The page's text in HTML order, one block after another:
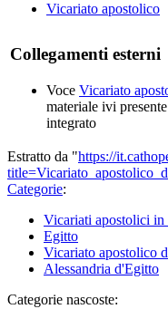
Vicariato apostolico
Collegamenti esterni
Voce Vicariato
materiale ivi
integrato
Estratto da "https://
Categorie:
Vicariati apostolici in
Egitto
Vicariato apostolico
Alessandria d'Egitto
Categorie nascoste: